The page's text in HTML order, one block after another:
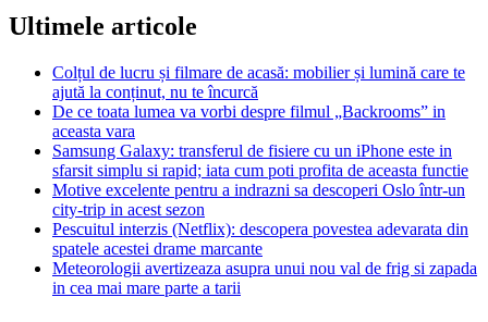
Ultimele articole
Colțul de lucru și filmare de acasă: mobilier și lumină care te
ajută la conținut, nu te încurcă
De ce toata lumea va vorbi despre filmul „Backrooms” in
aceasta vara
Samsung Galaxy: transferul de fisiere cu un iPhone este in
sfarsit simplu si rapid; iata cum poti profita de aceasta functie
Motive excelente pentru a indrazni sa descoperi Oslo într-un
city-trip in acest sezon
Pescuitul interzis (Netflix): descopera povestea adevarata din
spatele acestei drame marcante
Meteorologii avertizeaza asupra unui nou val de frig si zapada
in cea mai mare parte a tarii